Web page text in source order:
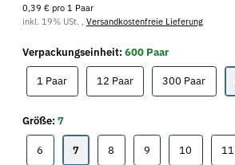
0,39 € pro 1 Paar
inkl. 19% USt. , Versandkostenfreie Lieferung
Verpackungseinheit: 600 Paar
1 Paar1 Paar 12 Paar12 Paar300 Paar300
Größe: 7
6 77 8 99 10 11